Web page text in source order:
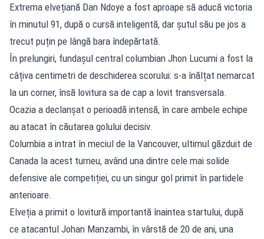
Extrema elvețiană Dan Ndoye a fost aproape să aducă victoria
în minutul 91, după o cursă inteligentă, dar șutul său pe jos a
trecut puțin pe lângă bara îndepărtată.
În prelungiri, fundașul central columbian Jhon Lucumi a fost la
câțiva centimetri de deschiderea scorului: s-a înălțat nemarcat
la un corner, însă lovitura sa de cap a lovit transversala.
Ocazia a declanșat o perioadă intensă, în care ambele echipe
au atacat în căutarea golului decisiv.
Columbia a intrat în meciul de la Vancouver, ultimul găzduit de
Canada la acest turneu, având una dintre cele mai solide
defensive ale competiției, cu un singur gol primit în partidele
anterioare.
Elveția a primit o lovitură importantă înaintea startului, după
ce atacantul Johan Manzambi, în vârstă de 20 de ani, una